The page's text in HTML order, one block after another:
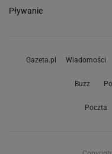
Pływanie
Gazeta.pl Wiadomości
Buzz
Poczta